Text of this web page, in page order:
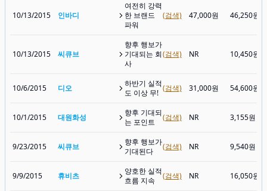
10/13/2015 인바디
여전히 강력
한 브랜드
파워
(검색) 47,000원 46,250원
10/13/2015 씨큐브
향후 행보가
기대되는 회
사
(검색) NR 10,450원
10/6/2015 디오
하반기 실적
도 이상 무! (검색) 31,000원 54,600원
10/1/2015 대원화성
향후 기대되
는 포인트
(검색) NR 3,155원
9/23/2015 씨큐브
향후 행보가
기대된다
(검색) NR 9,540원
9/9/2015 휴비츠
양호한 실적
흐름 지속
(검색) NR 16,050원